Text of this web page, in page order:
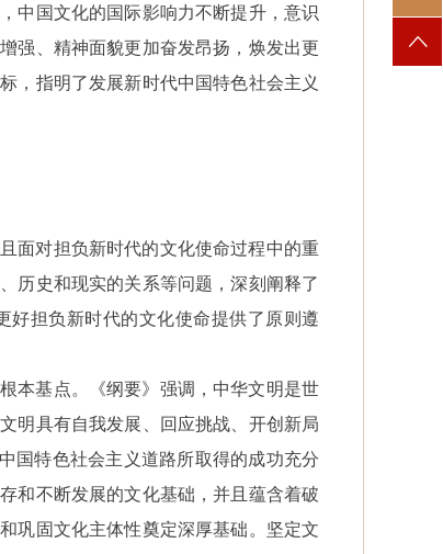
中国文化的国际影响力不断提升，意识
强、精神面貌更加奋发昂扬，焕发出更
，指明了发展新时代中国特色社会主义
面对担负新时代的文化使命过程中的重
历史和现实的关系等问题，深刻阐释了
好担负新时代的文化使命提供了原则遵
本基点。《纲要》强调，中华文明是世
明具有自我发展、回应挑战、开创新局
国特色社会主义道路所取得的成功充分
和不断发展的文化基础，并且蕴含着破
巩固文化主体性奠定深厚基础。坚定文